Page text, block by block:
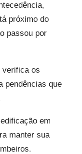
próximo do
passou por
verifica os
pendências que
em
manter sua